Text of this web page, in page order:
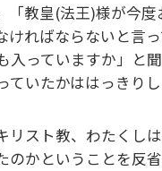
「教皇(法王)様が今
ければならないと言
入っていますか」と
いたかははっきりし
リスト教、わたくし
かということを反省